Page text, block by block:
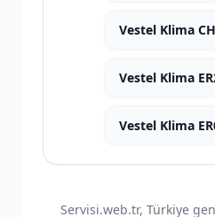
Vestel Klima
Vestel Klima
Vestel Klima
Servisi.web.tr, Türkiye